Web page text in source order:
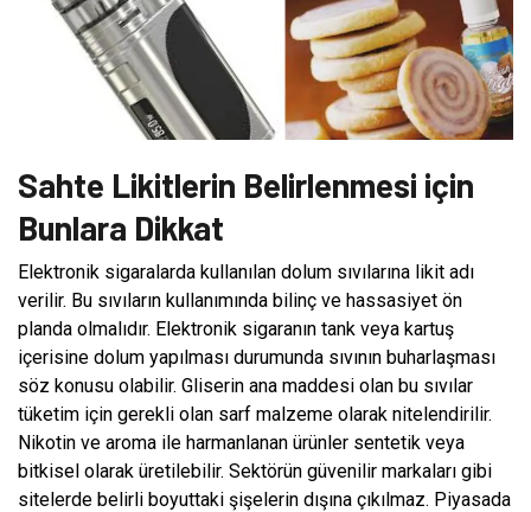
Sahte Likitlerin Belirlenmesi için
Bunlara Dikkat
Elektronik sigaralarda kullanılan dolum sıvılarına likit adı
verilir. Bu sıvıların kullanımında bilinç ve hassasiyet ön
planda olmalıdır. Elektronik sigaranın tank veya kartuş
içerisine dolum yapılması durumunda sıvının buharlaşması
söz konusu olabilir. Gliserin ana maddesi olan bu sıvılar
tüketim için gerekli olan sarf malzeme olarak nitelendirilir.
Nikotin ve aroma ile harmanlanan ürünler sentetik veya
bitkisel olarak üretilebilir. Sektörün güvenilir markaları gibi
sitelerde belirli boyuttaki şişelerin dışına çıkılmaz. Piyasada